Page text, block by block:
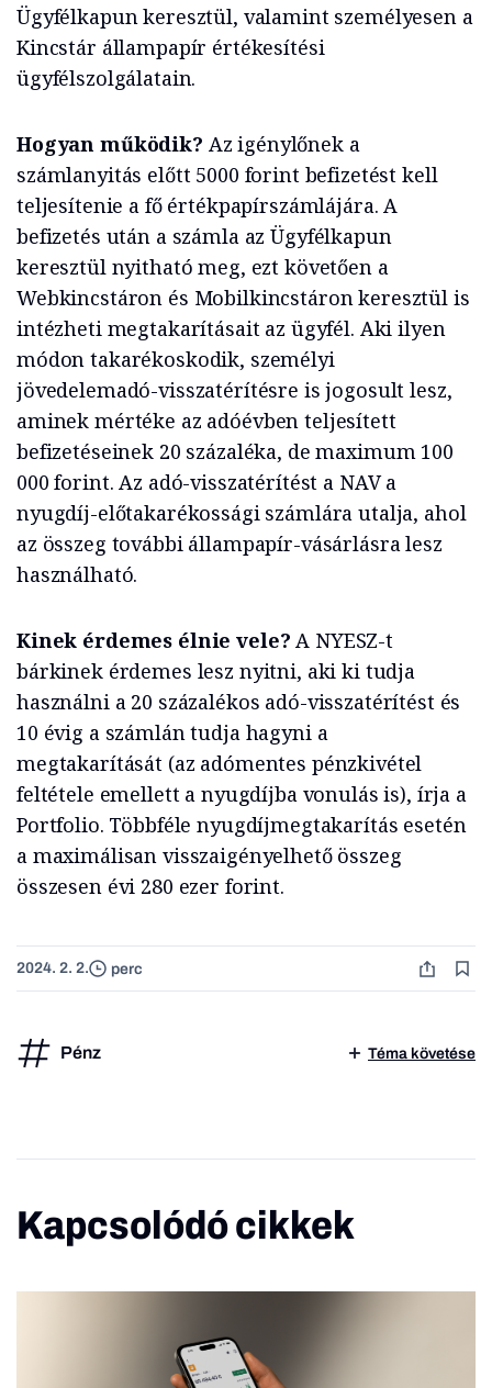
Ügyfélkapun keresztül, valamint személyesen a
Kincstár állampapír értékesítési
ügyfélszolgálatain.
Hogyan működik? Az igénylőnek a
számlanyitás előtt 5000 forint befizetést kell
teljesítenie a fő értékpapírszámlájára. A
befizetés után a számla az Ügyfélkapun
keresztül nyitható meg, ezt követően a
Webkincstáron és Mobilkincstáron keresztül is
intézheti megtakarításait az ügyfél. Aki ilyen
módon takarékoskodik, személyi
jövedelemadó-visszatérítésre is jogosult lesz,
aminek mértéke az adóévben teljesített
befizetéseinek 20 százaléka, de maximum 100
000 forint. Az adó-visszatérítést a NAV a
nyugdíj-előtakarékossági számlára utalja, ahol
az összeg további állampapír-vásárlásra lesz
használható.
Kinek érdemes élnie vele?A NYESZ-t
bárkinek érdemes lesz nyitni, aki ki tudja
használni a 20 százalékos adó-visszatérítést és
10 évig a számlán tudja hagyni a
megtakarítását (az adómentes pénzkivétel
feltétele emellett a nyugdíjba vonulás is), írja a
Portfolio. Többféle nyugdíjmegtakarítás esetén
a maximálisan visszaigényelhető összeg
összesen évi 280 ezer forint.
2024. 2. 2. perc
Pénz Téma követése
Kapcsolódó cikkek